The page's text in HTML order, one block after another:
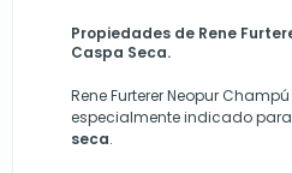
Propiedades de Rene
Caspa Seca.
Rene Furterer Neopur
especialmente indicado para
seca.